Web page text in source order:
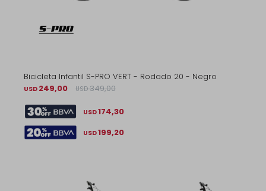
Bicicleta Infantil S-PRO VERT - Rodado 20 - Negro
USD 249,00 USD 349,00
USD174,30
USD199,20